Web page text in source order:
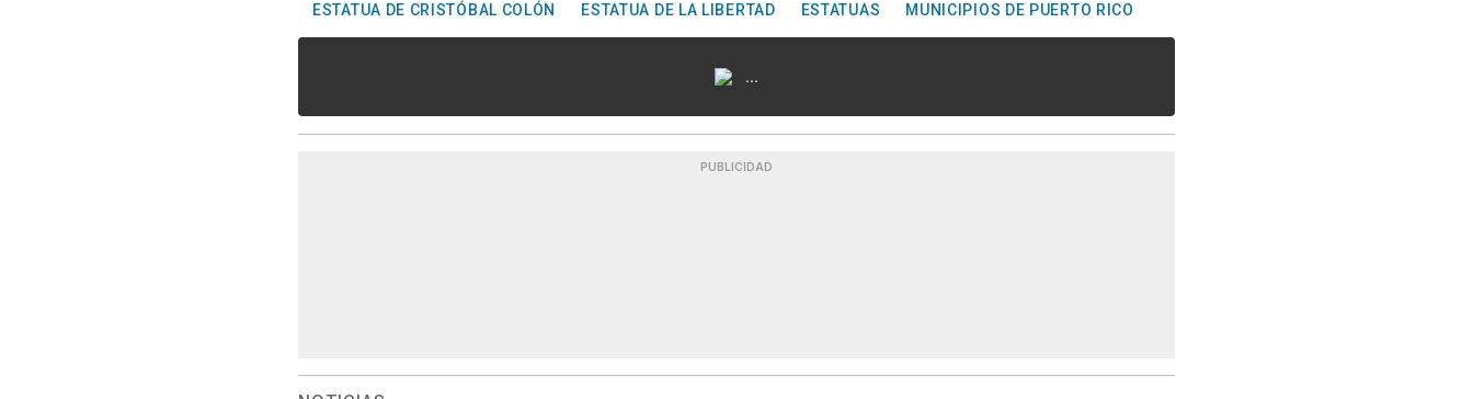
ESTATUA DE CRISTÓBAL COLÓN ESTATUA DE LA LIBERTAD ESTATUAS MUNICIPIOS DE PUERTO RICO
...
PUBLICIDAD